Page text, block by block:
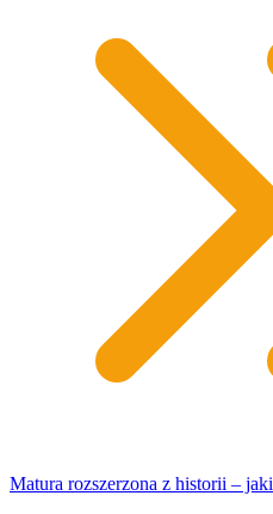
Matura rozszerzona z historii –